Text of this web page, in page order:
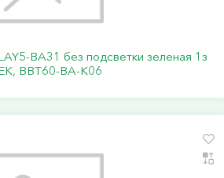
BA31 без подсветки зеленая 1з
BBT60-BA-K06